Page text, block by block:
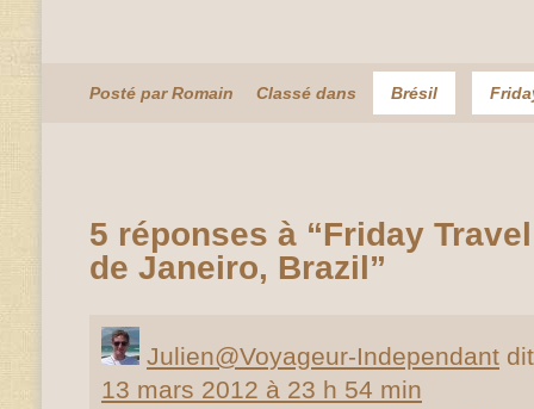
Posté par Romain Classé dans Brésil
5 réponses à “Friday
de Janeiro, Brazil”
Julien@Voyageur-Independant
13 mars 2012 à 23 h 54 min